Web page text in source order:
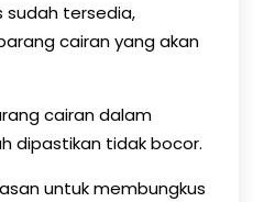
sudah tersedia,
cairan yang akan
cairan dalam
dipastikan tidak bocor.
untuk membungkus